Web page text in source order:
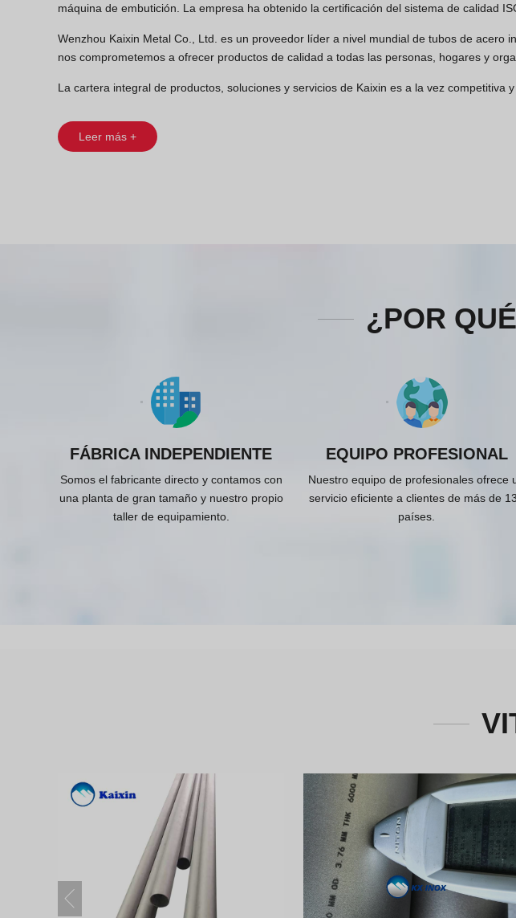
máquina de embutición. La empresa ha obtenido la certificación del sistema de calidad
Wenzhou Kaixin Metal Co., Ltd. es un proveedor líder a nivel mundial de tubos de acero
nos comprometemos a ofrecer productos de calidad a todas las personas, hogares y
La cartera integral de productos, soluciones y servicios de Kaixin es a la vez competitiva y
Leer más +
¿POR
FÁBRICA INDEPENDIENTE
Somos el fabricante directo y contamos con
una planta de gran tamaño y nuestro propio
taller de equipamiento.
EQUIPO PROFESIONAL
Nuestro equipo de profesionales ofrece
servicio eficiente a clientes de más de
países.